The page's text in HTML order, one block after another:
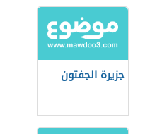
جزيرة الجفتون